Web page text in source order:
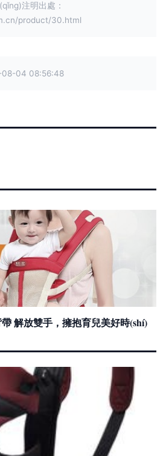
注明出處：
product/30.html
08-04 08:56:48
解放雙手，擁抱育兒美好時(shí)